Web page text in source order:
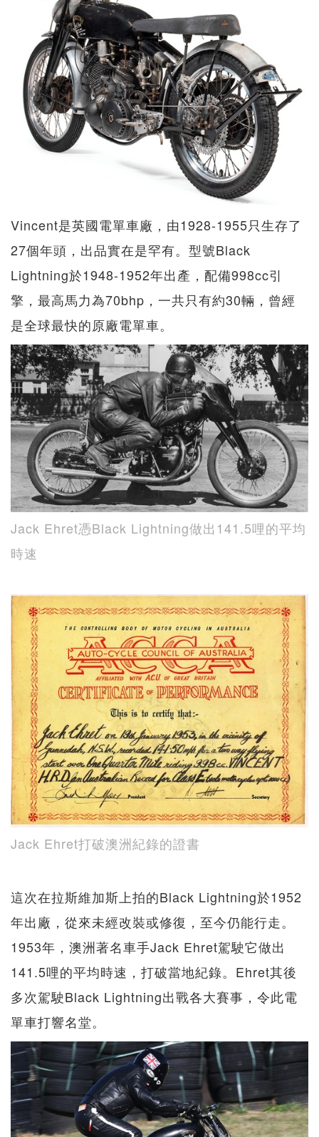
Vincent是英國電單車廠，由1928-1955只生存了
27個年頭，出品實在是罕有。型號Black
Lightning於1948-1952年出產，配備998cc引
擎，最高馬力為70bhp，一共只有約30輛，曾經
是全球最快的原廠電單車。
Jack Ehret憑Black Lightning做出141.5哩的平均
時速
Jack Ehret打破澳洲紀錄的證書
這次在拉斯維加斯上拍的Black Lightning於1952
年出廠，從來未經改裝或修復，至今仍能行走。
1953年，澳洲著名車手Jack Ehret駕駛它做出
141.5哩的平均時速，打破當地紀錄。Ehret其後
多次駕駛Black Lightning出戰各大賽事，令此電
單車打響名堂。